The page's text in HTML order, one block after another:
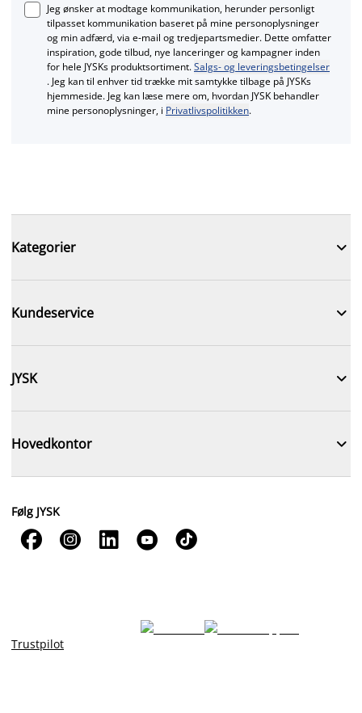
Jeg ønsker at modtage kommunikation, herunder personligt
tilpasset kommunikation baseret på mine personoplysninger
og min adfærd, via e‑mail og tredjepartsmedier. Dette omfatter
inspiration, gode tilbud, nye lanceringer og kampagner inden
for hele JYSKs produktsortiment.Salgs- og leveringsbetingelser
. Jeg kan til enhver tid trække mit samtykke tilbage på JYSKs
hjemmeside. Jeg kan læse mere om, hvordan JYSK behandler
mine personoplysninger, i Privatlivspolitikken.
Kategorier 
Kundeservice 
JYSK 
Hovedkontor 
Følg JYSK
    
Trustpilot